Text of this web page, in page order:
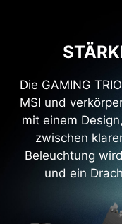
Die GAMING
MSI und
mit einem
zwischen
Beleuchtung
und ein